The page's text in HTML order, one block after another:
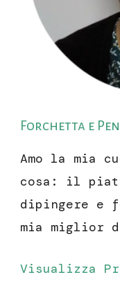
Forchetta e
Amo la mia
cosa: il
dipingere e
mia miglior
Visualizza